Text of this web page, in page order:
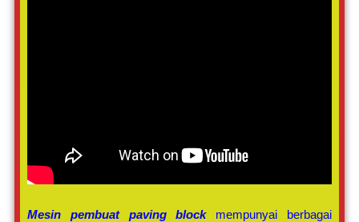
Mesin pembuat paving block mempunyai berbagai